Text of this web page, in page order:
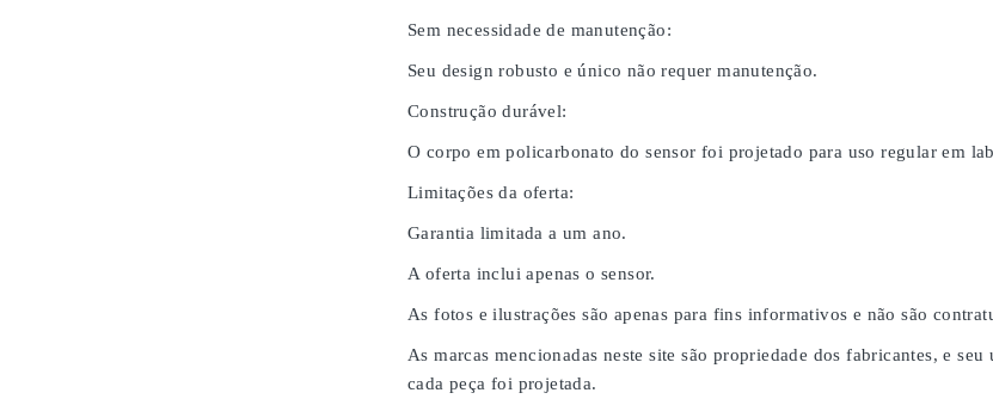
Sem necessidade de manutenção:
Seu design robusto e único não requer manutenção.
Construção durável:
O corpo em policarbonato do sensor foi projetado para uso regular em
Limitações da oferta:
Garantia limitada a um ano.
A oferta inclui apenas o sensor.
As fotos e ilustrações são apenas para fins informativos e não são
As marcas mencionadas neste site são propriedade dos fabricantes, e
cada peça foi projetada.